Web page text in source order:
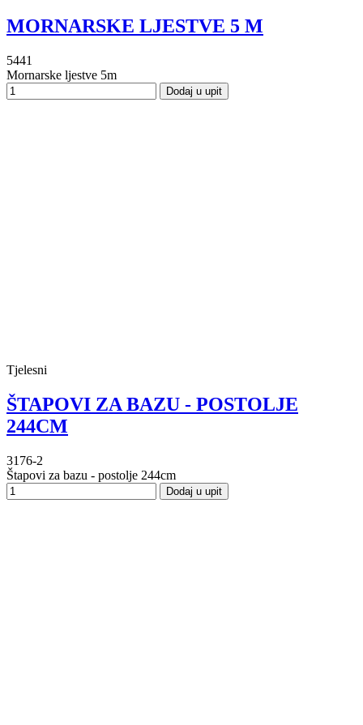
MORNARSKE LJESTVE 5 M
5441
Mornarske ljestve 5m
Dodaj u upit
Tjelesni
ŠTAPOVI ZA BAZU - POSTOLJE
244CM
3176-2
Štapovi za bazu - postolje 244cm
Dodaj u upit